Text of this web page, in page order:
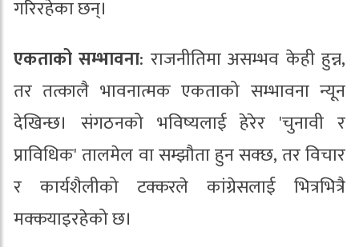
गरिरहेका छन्।
एकताको सम्भावना: राजनीतिमा असम्भव केही हुन्न,
तर तत्कालै भावनात्मक एकताको सम्भावना न्यून
देखिन्छ। संगठनको भविष्यलाई हेरेर 'चुनावी र
प्राविधिक' तालमेल वा सम्झौता हुन सक्छ, तर विचार
र कार्यशैलीको टक्करले कांग्रेसलाई भित्रभित्रै
मक्कयाइरहेको छ।